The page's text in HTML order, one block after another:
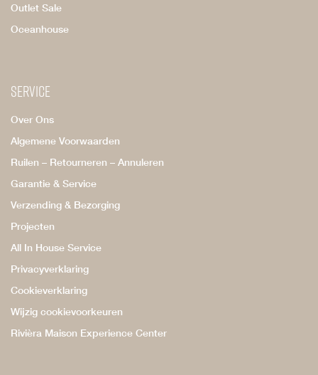
Outlet Sale
Oceanhouse
Service
Over Ons
Algemene Voorwaarden
Ruilen – Retourneren – Annuleren
Garantie & Service
Verzending & Bezorging
Projecten
All In House Service
Privacyverklaring
Cookieverklaring
Wijzig cookievoorkeuren
Rivièra Maison Experience Center